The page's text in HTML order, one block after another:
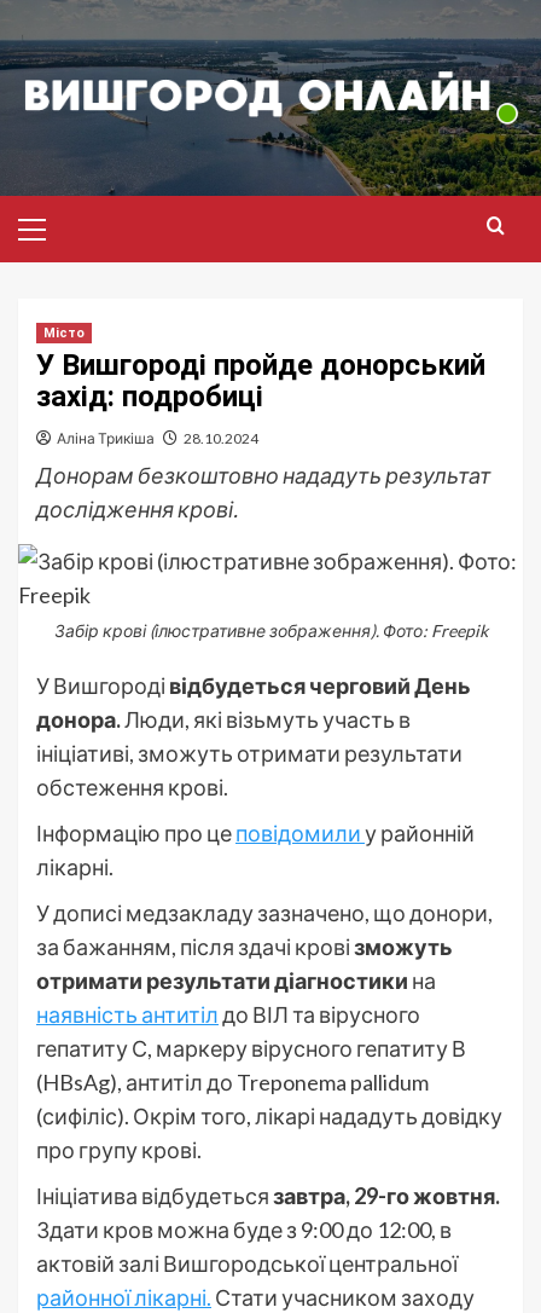
до
вмісту
меню
Місто
У Вишгороді пройде донорський
захід: подробиці
Аліна Трикіша 28.10.2024
Донорам безкоштовно нададуть результат
дослідження крові.
Забір крові (ілюстративне зображення). Фото: Freepik
У Вишгороді відбудеться черговий День
донора.Люди, які візьмуть участь в
ініціативі, зможуть отримати результати
обстеження крові.
Інформацію про цеповідомилиу районній
лікарні.
У дописі медзакладу зазначено, що донори,
за бажанням, після здачі кровізможуть
отримати результати діагностики на
наявність антитілдо ВІЛ та вірусного
гепатиту С, маркеру вірусного гепатиту В
(HBsAg), антитіл до Treponema pallidum
(сифіліс). Окрім того, лікарі нададуть довідку
про групу крові.
Ініціатива відбудетьсязавтра, 29-го жовтня.
Здати кров можна буде з 9:00 до 12:00, в
актовій залі Вишгородської центральної
районної лікарні. Стати учасником заходу